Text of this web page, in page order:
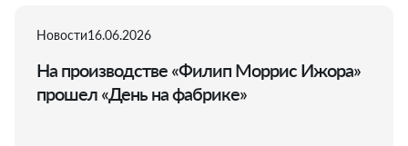
Новости16.06.2026
На производстве «Филип Моррис Ижора»
прошел «День на фабрике»